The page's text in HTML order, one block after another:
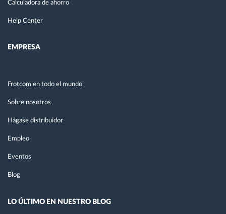
Calculadora de ahorro
Help Center
EMPRESA
Frotcom en todo el mundo
Sobre nosotros
Hágase distribuidor
Empleo
Eventos
Blog
LO ÚLTIMO EN NUESTRO BLOG